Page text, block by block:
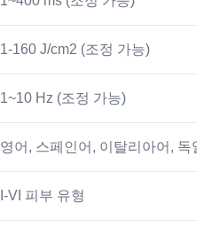
1-160 J/cm2 (조정 가능)
1~10 Hz (조정 가능)
영어, 스페인어, 이탈리아어, 독
I-VI 피부 유형